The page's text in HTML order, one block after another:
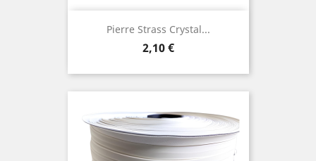
Pierre Strass Crystal...
Prix
2,10 €